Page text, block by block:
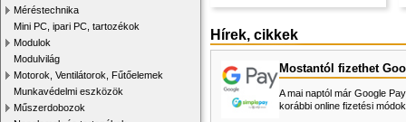
Méréstechnika
Mini PC, ipari PC, tartozékok
Modulok
Modulvilág
Motorok, Ventilátorok, Fűtőelemek
Munkavédelmi eszközök
Műszerdobozok
Hírek, cikkek
Mostantól fizethet
A mai naptól már Google
korábbi online fizetési